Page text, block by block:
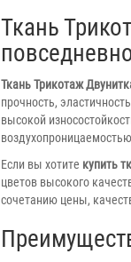
Ткань
Ткань Трикотаж
прочность,
высокой
Если вы хотите купить
цветов высокого
сочетанию цены,